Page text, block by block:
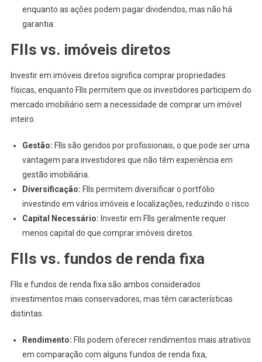
enquanto as ações podem pagar dividendos, mas não há
garantia.
FIIs vs. imóveis diretos
Investir em imóveis diretos significa comprar propriedades
físicas, enquanto FIIs permitem que os investidores participem do
mercado imobiliário sem a necessidade de comprar um imóvel
inteiro.
Gestão: FIIs são geridos por profissionais, o que pode ser uma
vantagem para investidores que não têm experiência em
gestão imobiliária.
Diversificação: FIIs permitem diversificar o portfólio
investindo em vários imóveis e localizações, reduzindo o risco.
Capital Necessário: Investir em FIIs geralmente requer
menos capital do que comprar imóveis diretos.
FIIs vs. fundos de renda fixa
FIIs e fundos de renda fixa são ambos considerados
investimentos mais conservadores, mas têm características
distintas.
Rendimento: FIIs podem oferecer rendimentos mais atrativos
em comparação com alguns fundos de renda fixa,